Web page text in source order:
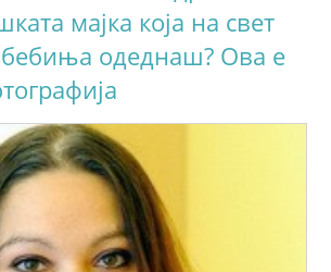
мајка која на свет
бебиња одеднаш? Ова е